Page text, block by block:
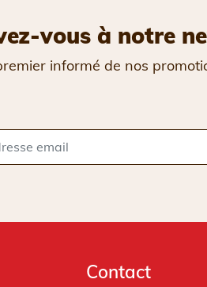
vous à notre
informé de nos
Contact